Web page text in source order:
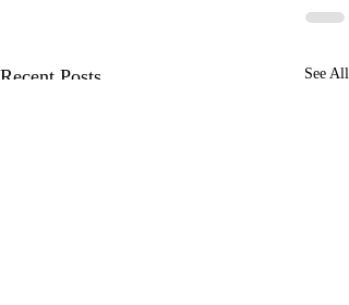
Recent Posts See All